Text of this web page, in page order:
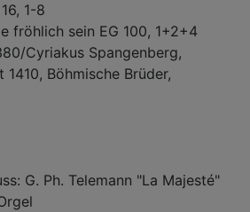
1-8
fröhlich sein EG 100, 1+2+4
Cyriakus Spangenberg,
Böhmische Brüder,
G. Ph. Telemann "La Majesté"